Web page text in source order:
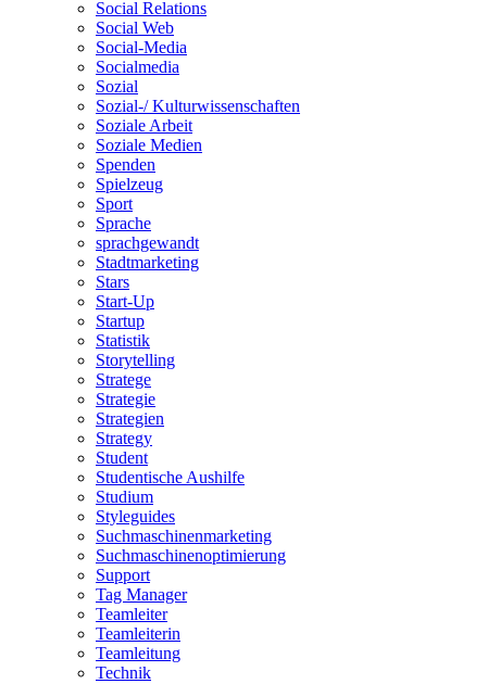
Social Relations
Social Web
Social-Media
Socialmedia
Sozial
Sozial-/ Kulturwissenschaften
Soziale Arbeit
Soziale Medien
Spenden
Spielzeug
Sport
Sprache
sprachgewandt
Stadtmarketing
Stars
Start-Up
Startup
Statistik
Storytelling
Stratege
Strategie
Strategien
Strategy
Student
Studentische Aushilfe
Studium
Styleguides
Suchmaschinenmarketing
Suchmaschinenoptimierung
Support
Tag Manager
Teamleiter
Teamleiterin
Teamleitung
Technik